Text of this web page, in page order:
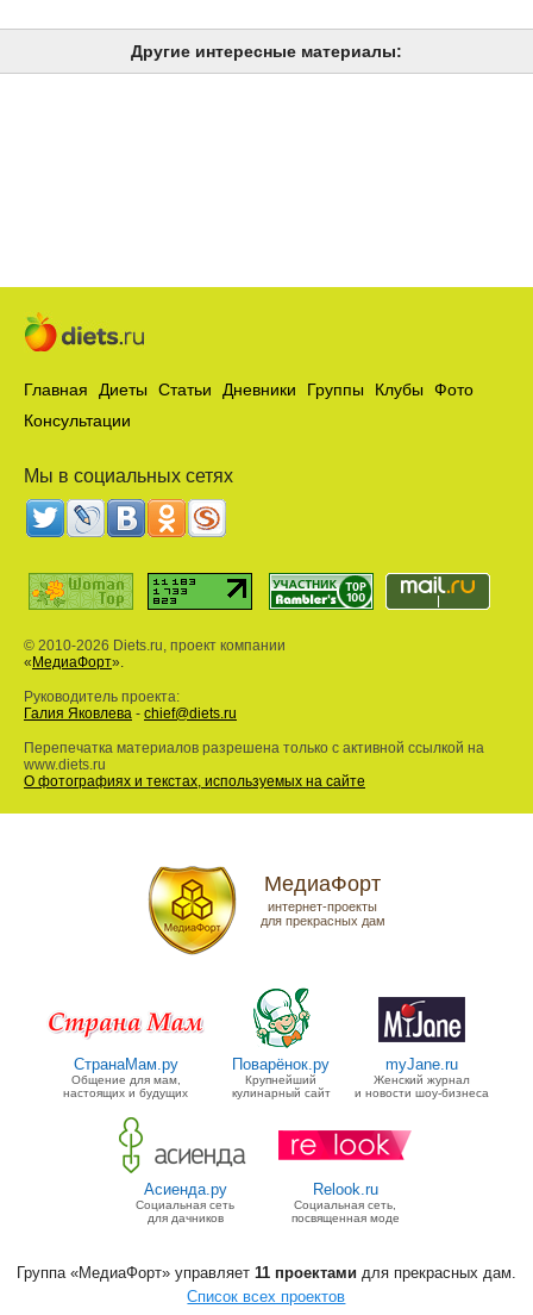
Другие интересные материалы:
Главная Диеты Статьи Дневники Группы Клубы
Фото
Консультации
Мы в социальных сетях
© 2010-2026 Diets.ru, проект компании
« МедиаФорт».
Руководитель проекта:
Галия Яковлева - chief@diets.ru
Перепечатка материалов разрешена только с активной ссылкой на
www.diets.ru
О фотографиях и текстах, используемых на сайте
МедиаФорт
интернет-проекты
для прекрасных дам
СтранаМам.ру
Общение для мам,
настоящих и будущих
Поварёнок.ру
Крупнейший
кулинарный сайт
myJane.ru
Женский журнал
и новости шоу-бизнеса
Асиенда.ру
Социальная сеть
для дачников
Relook.ru
Социальная сеть,
посвященная моде
Группа «МедиаФорт» управляет 11 проектами для прекрасных дам.
Список всех проектов